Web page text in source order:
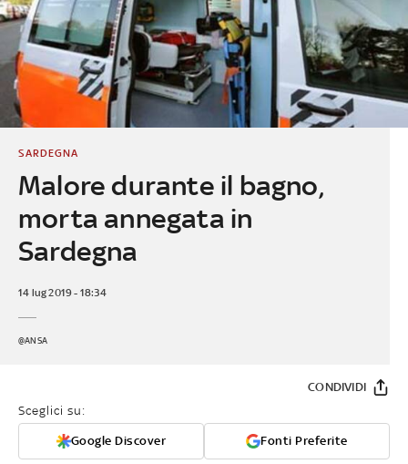
Malore durante il bagno,
morta annegata in
Sardegna
SARDEGNA
14 lug 2019 - 18:34
@ANSA
Sceglici su:
Google Discover Fonti Preferite
CONDIVIDI